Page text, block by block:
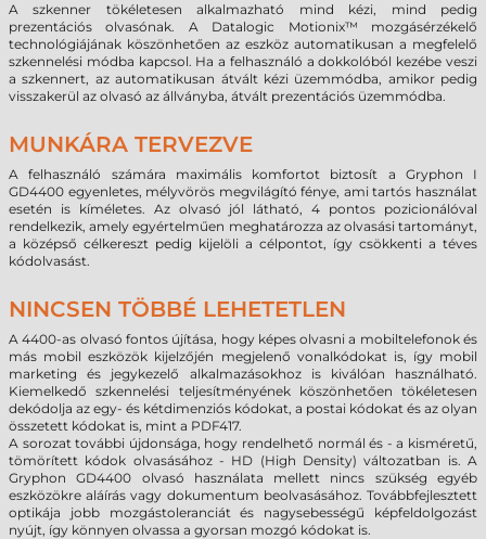
A szkenner tökéletesen alkalmazható mind kézi, mind pedig
prezentációs olvasónak. A Datalogic Motionix™ mozgásérzékelő
technológiájának köszönhetően az eszköz automatikusan a megfelelő
szkennelési módba kapcsol. Ha a felhasználó a dokkolóból kezébe veszi
a szkennert, az automatikusan átvált kézi üzemmódba, amikor pedig
visszakerül az olvasó az állványba, átvált prezentációs üzemmódba.
MUNKÁRA TERVEZVE
A felhasználó számára maximális komfortot biztosít a Gryphon I
GD4400 egyenletes, mélyvörös megvilágító fénye, ami tartós használat
esetén is kíméletes. Az olvasó jól látható, 4 pontos pozicionálóval
rendelkezik, amely egyértelműen meghatározza az olvasási tartományt,
a középső célkereszt pedig kijelöli a célpontot, így csökkenti a téves
kódolvasást.
NINCSEN TÖBBÉ LEHETETLEN
A 4400-as olvasó fontos újítása, hogy képes olvasni a mobiltelefonok és
más mobil eszközök kijelzőjén megjelenő vonalkódokat is, így mobil
marketing és jegykezelő alkalmazásokhoz is kiválóan használható.
Kiemelkedő szkennelési teljesítményének köszönhetően tökéletesen
dekódolja az egy- és kétdimenziós kódokat, a postai kódokat és az olyan
összetett kódokat is, mint a PDF417.
A sorozat további újdonsága, hogy rendelhető normál és - a kisméretű,
tömörített kódok olvasásához - HD (High Density) változatban is. A
Gryphon GD4400 olvasó használata mellett nincs szükség egyéb
eszközökre aláírás vagy dokumentum beolvasásához. Továbbfejlesztett
optikája jobb mozgástoleranciát és nagysebességű képfeldolgozást
nyújt, így könnyen olvassa a gyorsan mozgó kódokat is.